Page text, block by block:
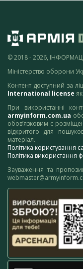
© 2018 - 2026,
Міністерство оборони
Контент доступний за
International license
При використанні
armyinform.com.ua
обов’язковим є
відкритого для
матеріал.
Політика користування
Політика використання
Зауваження та